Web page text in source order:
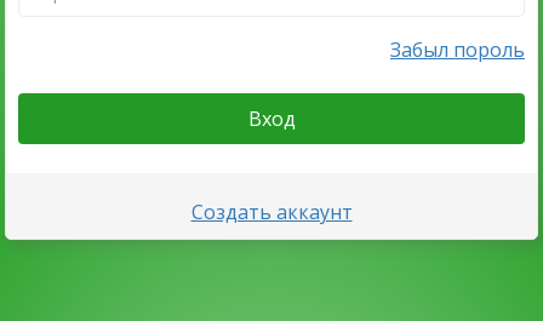
Забыл пороль
Вход
Создать аккаунт